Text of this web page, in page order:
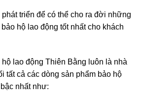
triển để có thể cho ra đời những
hộ lao động tốt nhất cho khách
lao động Thiên Bằng luôn là nhà
tất cả các dòng sản phẩm bảo hộ
nhất như: